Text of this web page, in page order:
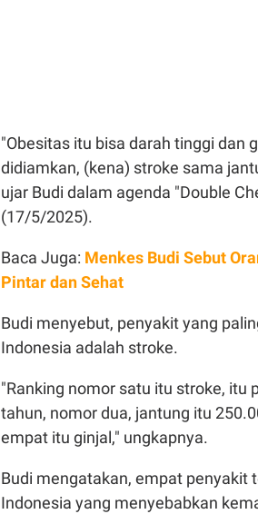
"Obesitas itu bisa darah tinggi dan
didiamkan, (kena) stroke sama
ujar Budi dalam agenda "Double
(17/5/2025).
Baca Juga: Menkes Budi Sebut
Pintar dan Sehat
Budi menyebut, penyakit yang
Indonesia adalah stroke.
"Ranking nomor satu itu stroke, itu
tahun, nomor dua, jantung itu
empat itu ginjal," ungkapnya.
Budi mengatakan, empat penyakit
Indonesia yang menyebabkan